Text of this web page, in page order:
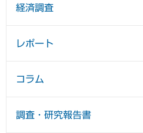
経済調査
レポート
コラム
調査・研究報告書